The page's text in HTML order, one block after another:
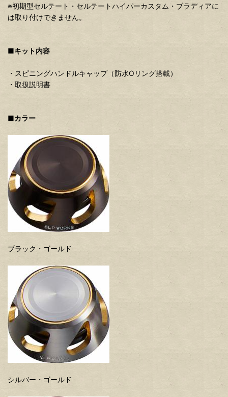
※初期型セルテート・セルテートハイパーカスタム・ブラディアに
は取り付けできません。
■キット内容
・スピニングハンドルキャップ（防水Oリング搭載）
・取扱説明書
■カラー
ブラック・ゴールド
シルバー・ゴールド